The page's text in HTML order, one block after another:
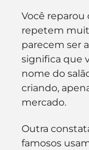
Você reparou
repetem
parecem ser
significa que
nome do
criando,
mercado.
Outra
famosos